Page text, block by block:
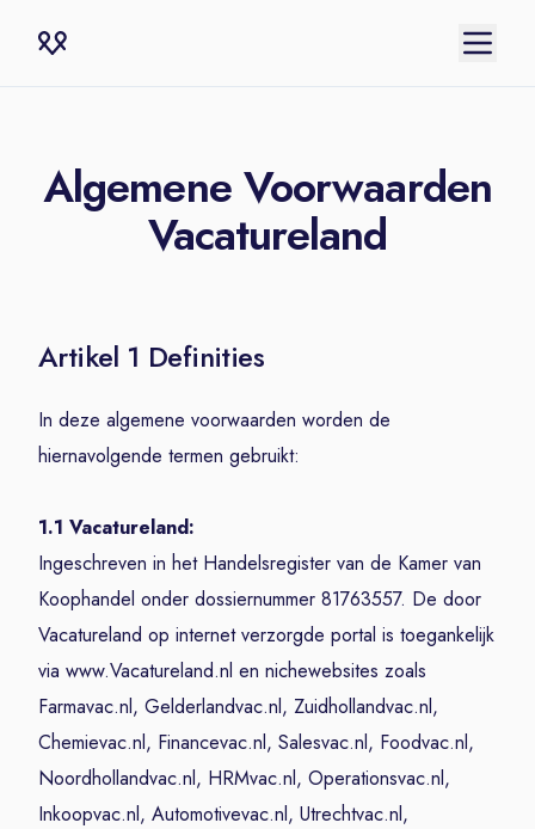
Algemene Voorwaarden
Vacatureland
Artikel 1 Definities
In deze algemene voorwaarden worden de
hiernavolgende termen gebruikt:
1.1 Vacatureland:
Ingeschreven in het Handelsregister van de Kamer van
Koophandel onder dossiernummer 81763557. De door
Vacatureland op internet verzorgde portal is toegankelijk
via www.Vacatureland.nl en nichewebsites zoals
Farmavac.nl, Gelderlandvac.nl, Zuidhollandvac.nl,
Chemievac.nl, Financevac.nl, Salesvac.nl, Foodvac.nl,
Noordhollandvac.nl, HRMvac.nl, Operationsvac.nl,
Inkoopvac.nl, Automotivevac.nl, Utrechtvac.nl,